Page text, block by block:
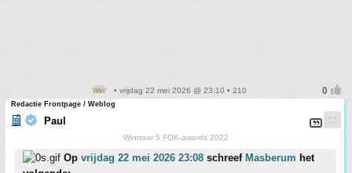
• vrijdag 22 mei 2026 @ 23:10 • 210
Redactie Frontpage / Weblog
Paul
Winnaar 5 FOK-awards 2022
Op vrijdag 22 mei 2026 23:08 schreef Masberum het